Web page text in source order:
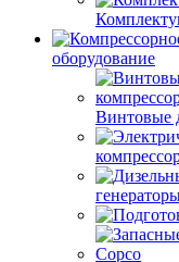
оборудование
Винтовые